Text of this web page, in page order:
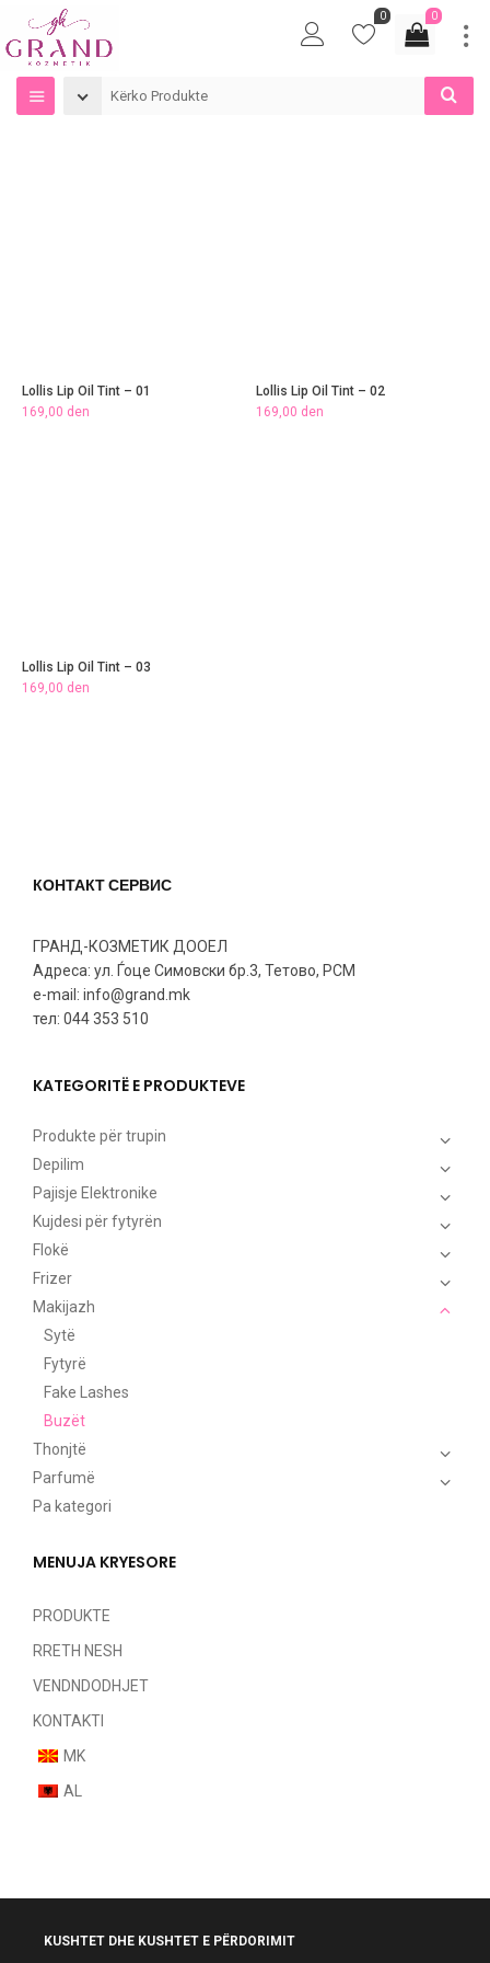
0
0
Lollis Lip Oil Tint – 01
169,00 den
Lollis Lip Oil Tint – 02
169,00 den
Lollis Lip Oil Tint – 03
169,00 den
КОНТАКТ СЕРВИС
ГРАНД-КОЗМЕТИК ДООЕЛ
Адреса: ул. Ѓоце Симовски бр.3, Тетово, РСМ
e-mail: info@grand.mk
тел: 044 353 510
KATEGORITË E PRODUKTEVE
Produkte për trupin
Depilim
Pajisje Elektronike
Kujdesi për fytyrën
Flokë
Frizer
Makijazh
Sytë
Fytyrë
Fake Lashes
Buzët
Thonjtë
Parfumë
Pa kategori
MENUJA KRYESORE
PRODUKTE
RRETH NESH
VENDNDODHJET
KONTAKTI
MK
AL
KUSHTET DHE KUSHTET E PËRDORIMIT